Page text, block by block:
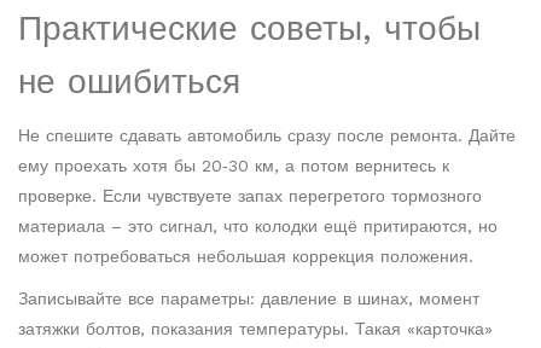
Практические советы, чтобы
не ошибиться
Не спешите сдавать автомобиль сразу после ремонта. Дайте
ему проехать хотя бы 20‑30 км, а потом вернитесь к
проверке. Если чувствуете запах перегретого тормозного
материала – это сигнал, что колодки ещё притираются, но
может потребоваться небольшая коррекция положения.
Записывайте все параметры: давление в шинах, момент
затяжки болтов, показания температуры. Такая «карточка»